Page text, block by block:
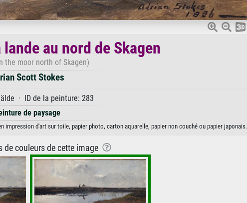
au nord de Skagen
the moor north of Skagen)
Scott Stokes
· ID de la peinture: 283
de paysage
impression d'art sur toile, papier photo, carton aquarelle, papier non couché ou papier japonais.
de couleurs de cette image